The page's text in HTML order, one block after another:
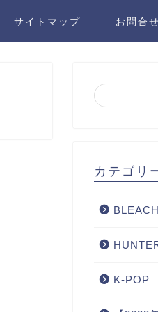
サイトマップ お問合せ
カテゴリ
BLEACH
K-POP